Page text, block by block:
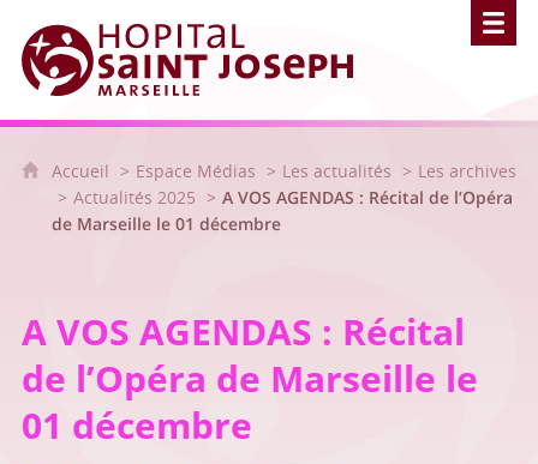
Hôpital Saint Joseph - Marseille
Accueil Espace Médias Les actualités
Les archives
Actualités 2025
A VOS AGENDAS : Récital de l’Opéra
de Marseille le 01 décembre
A VOS AGENDAS : Récital
de l’Opéra de Marseille le
01 décembre